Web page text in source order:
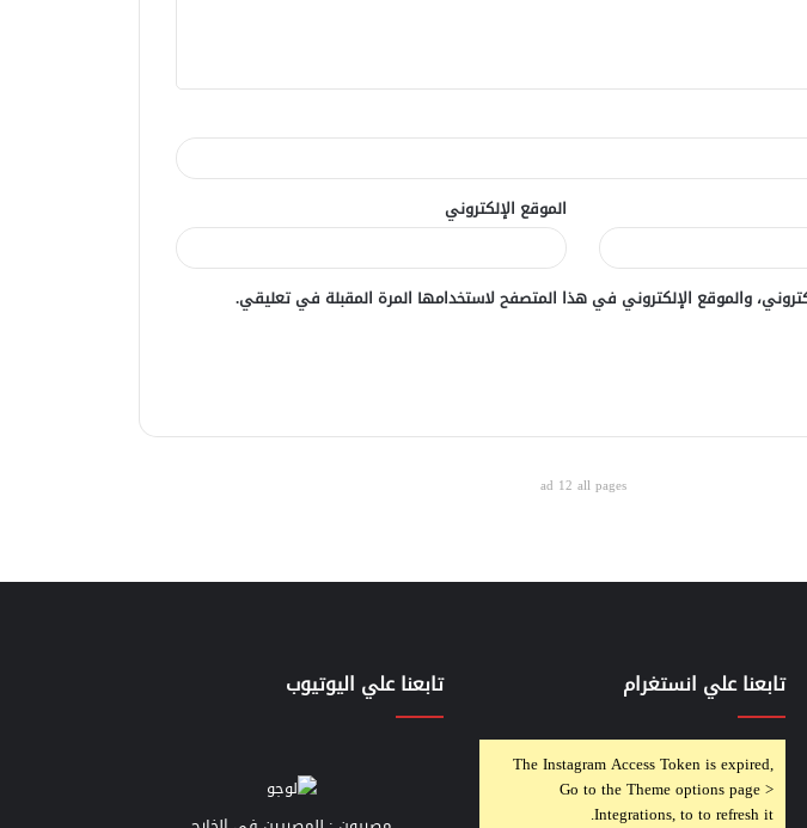
الموقع الإلكتروني
والموقع الإلكتروني في هذا المتصفح لاستخدامها المرة المقبلة في تعليقي.
ad 12 all pages
تابعنا علي انستغرام
The Instagram Access Token is expired,
Go to the Theme options page >
Integrations, to to refresh it.
تابعنا علي اليوتيوب